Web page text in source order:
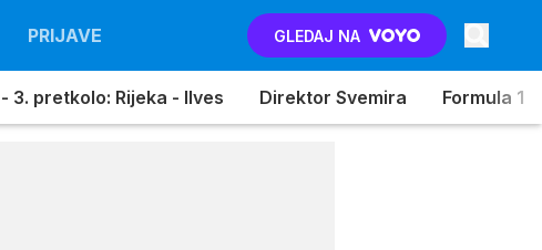
PRIJAVE GLEDAJ NA
3. pretkolo: Rijeka - Ilves Direktor Svemira Formula 1